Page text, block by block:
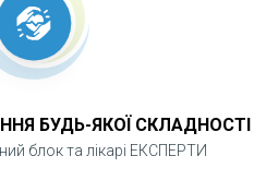
БУДЬ-ЯКОЇ СКЛАДНОСТІ
блок та лікарі ЕКСПЕРТИ